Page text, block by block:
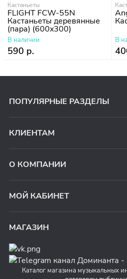
Кастаньеты
FLIGHT FCW-55N
Кастаньеты деревянные
(пара) (600x300)
В наличии
590 р.
В
ПОПУЛЯРНЫЕ РАЗДЕЛЫ
КЛИЕНТАМ
О КОМПАНИИ
МОЙ КАБИНЕТ
МАГАЗИН
Каталог магазина музыкальных